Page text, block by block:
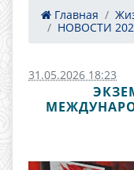
Главная
НОВОСТИ
31.05.2026 18:23